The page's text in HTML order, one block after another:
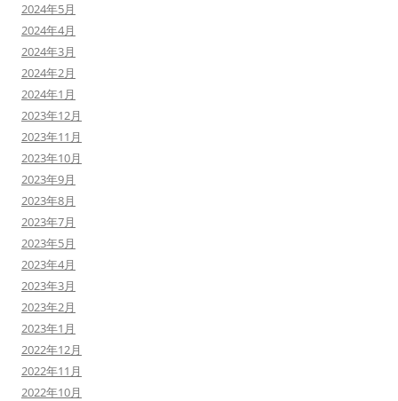
2024年5月
2024年4月
2024年3月
2024年2月
2024年1月
2023年12月
2023年11月
2023年10月
2023年9月
2023年8月
2023年7月
2023年5月
2023年4月
2023年3月
2023年2月
2023年1月
2022年12月
2022年11月
2022年10月